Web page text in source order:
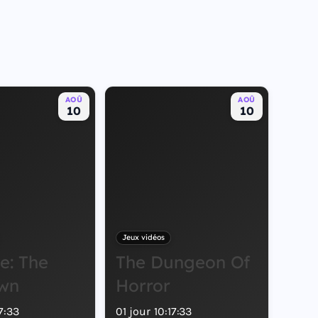
AOÛ
10
The
:32
AOÛ
10
Jeux vidéos
The Dungeon Of
Horror
01 jour 10:17:32